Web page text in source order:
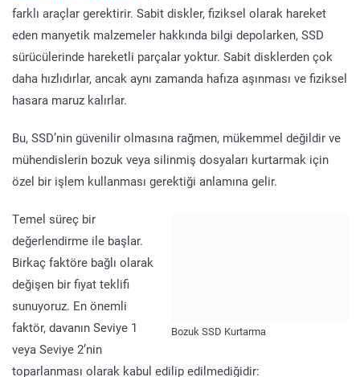
farklı araçlar gerektirir. Sabit diskler, fiziksel olarak hareket
eden manyetik malzemeler hakkında bilgi depolarken, SSD
sürücülerinde hareketli parçalar yoktur. Sabit disklerden çok
daha hızlıdırlar, ancak aynı zamanda hafıza aşınması ve fiziksel
hasara maruz kalırlar.
Bu, SSD’nin güvenilir olmasına rağmen, mükemmel değildir ve
mühendislerin bozuk veya silinmiş dosyaları kurtarmak için
özel bir işlem kullanması gerektiği anlamına gelir.
Bozuk SSD Kurtarma
Temel süreç bir
değerlendirme ile başlar.
Birkaç faktöre bağlı olarak
değişen bir fiyat teklifi
sunuyoruz. En önemli
faktör, davanın Seviye 1
veya Seviye 2’nin
toparlanması olarak kabul edilip edilmediğidir: